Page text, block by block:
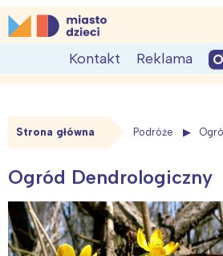
Skip
to
MiastoDzieci.pl
atrakcje dla dzieci, wydarzenia,
Kontakt Reklama
Strona główna Podróże
Ogród Dendrologiczny